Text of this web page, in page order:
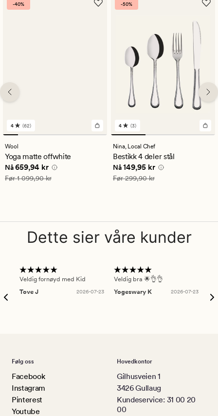
-40%
62
anmeldelser
med
en
gjennomsnittlig
vurdering
på
4
4 (62)
Wool
Yoga matte offwhite
Nåværende pris
Nå659,94 kr
Vanlig pris 1 099,90 kr
Før1 099,90 kr
-50%
3
anmeldelser
med
en
gjennomsnittlig
vurdering
på
4
4 (3)
Nina, Local Chef
Bestikk 4 deler stål
Nåværende pris
Nå149,95 kr
Vanlig pris 299,90 kr
Før299,90 kr
Dette sier våre kunder
Veldig fornøyd med Kid
Tove J
2026-07-23
Veldig bra 🌟👌👌
Yogeswary K
2026-07-23
Følg oss
Facebook
Instagram
Pinterest
Youtube
Hovedkontor
Gilhusveien 1
3426 Gullaug
Kundeservice: 31 00 20
00